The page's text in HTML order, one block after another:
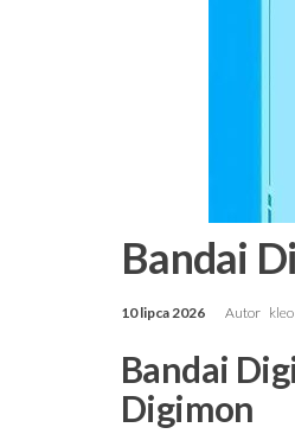
Bandai
10 lipca 2026 Autor kleo
Bandai
Digimon